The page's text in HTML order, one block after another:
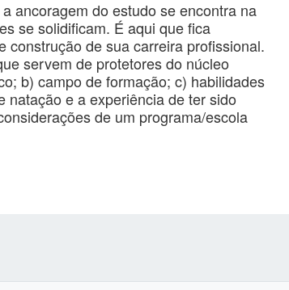
ancoragem do estudo se encontra na
se solidificam. É aqui que fica
construção de sua carreira profissional.
servem de protetores do núcleo
b) campo de formação; c) habilidades
natação e a experiência de ter sido
de um programa/escola